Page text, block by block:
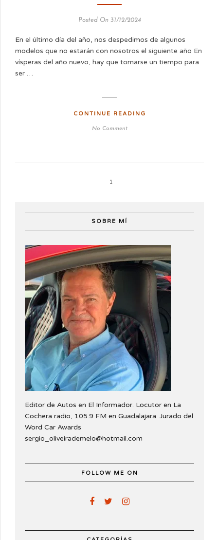
Posted On 31/12/2024
En el último día del año, nos despedimos de algunos
modelos que no estarán con nosotros el siguiente año En
vísperas del año nuevo, hay que tomarse un tiempo para
ser …
CONTINUE READING
No Comment
1
SOBRE MÍ
Editor de Autos en El Informador. Locutor en La
Cochera radio, 105.9 FM en Guadalajara. Jurado del
Word Car Awards
sergio_oliveirademelo@hotmail.com
FOLLOW ME ON